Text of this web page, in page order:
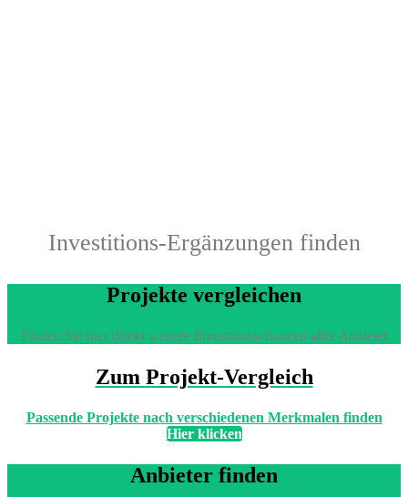
Investitions-Ergänzungen finden
Projekte vergleichen
Finden Sie hier direkt weitere Investitionschancen aller Anbieter
Zum Projekt-Vergleich
Passende Projekte nach verschiedenen Merkmalen finden
Hier klicken
Anbieter finden